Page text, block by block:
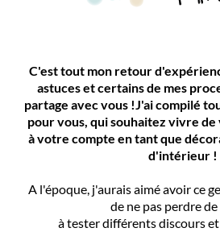
C'est tout mon retour
astuces et certains de mes
partage avec vous !J'ai compilé
pour vous, qui souhaitez vivre
à votre compte en tant que
d'intérieur !
A l'époque, j'aurais aimé avoir ce
de ne pas perdre
à tester différents discours